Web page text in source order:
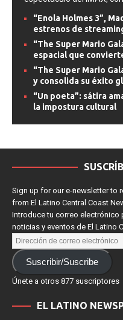
“Enola Holmes 3”,
estrenos de
“The Super Mario
espacial que
“The Super Mario
y consolida su éxito
“Un poeta”: sátira
la impostura cultural
Sign up for our e-newsletter to
from El Latino Central Coast
Introduce tu correo electrónico
noticias y eventos de El Latino
Suscribir/Suscribe
Únete a otros 877 suscriptores
EL LATINO